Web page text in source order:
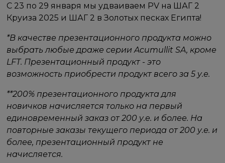
️С 23 по 29 января мы удваиваем PV на ШАГ 2
Круиза 2025 и ШАГ 2 в Золотых песках Египта!
*В качестве презентационного продукта можно
выбрать любые драже серии Acumullit SA, кроме
LFT. Презентационный продукт - это
возможность приобрести продукт всего за 5 у.е.
**200% презентационного продукта для
новичков начисляется только на первый
единовременный заказ от 200 у.е. и более. На
повторные заказы текущего периода от 200 у.е. и
более, презентационный продукт не
начисляется.